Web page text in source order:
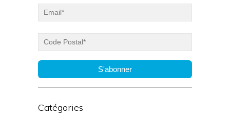
S'abonner
Catégories